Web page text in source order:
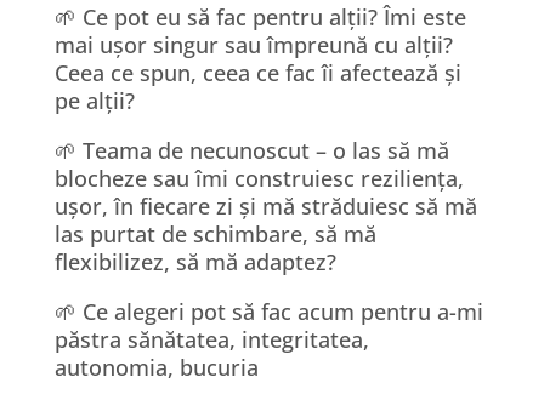
🌱 Ce pot eu să fac pentru alții? Îmi este
mai ușor singur sau împreună cu alții?
Ceea ce spun, ceea ce fac îi afectează și
pe alții?
🌱 Teama de necunoscut – o las să mă
blocheze sau îmi construiesc reziliența,
ușor, în fiecare zi și mă străduiesc să mă
las purtat de schimbare, să mă
flexibilizez, să mă adaptez?
🌱 Ce alegeri pot să fac acum pentru a-mi
păstra sănătatea, integritatea,
autonomia, bucuria